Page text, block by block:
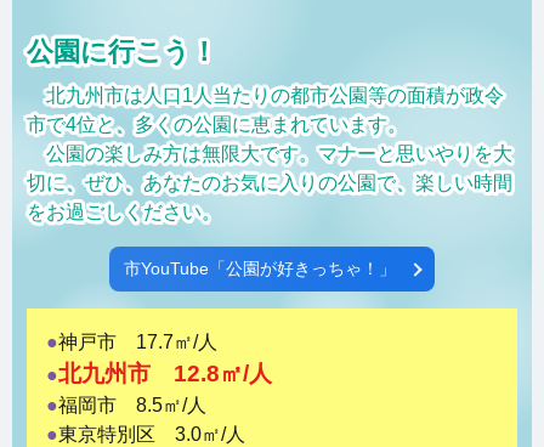
公園に行こう！
北九州市は人口1人当たりの都市公園等の面積が政令
市で4位と、多くの公園に恵まれています。
公園の楽しみ方は無限大です。マナーと思いやりを大
切に、ぜひ、あなたのお気に入りの公園で、楽しい時間
をお過ごしください。
市YouTube「公園が好きっちゃ！」
●神戸市 17.7㎡/人
●北九州市 12.8㎡/人
●福岡市 8.5㎡/人
●東京特別区 3.0㎡/人